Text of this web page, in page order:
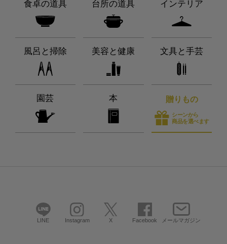
食卓の道具 台所の道具 インテリア
風呂と掃除 美容と健康 文具と手芸
園芸 本 贈りもの
シーンから
商品を選べます
LINE Instagram X Facebook メールマガジン